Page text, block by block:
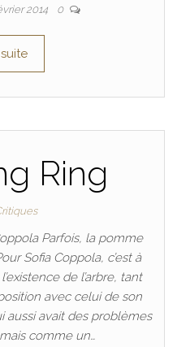
2014 0
Ring
Parfois, la pomme
Sofia Coppola, c’est à
de l’arbre, tant
avec celui de son
aussi avait des problèmes
comme un…